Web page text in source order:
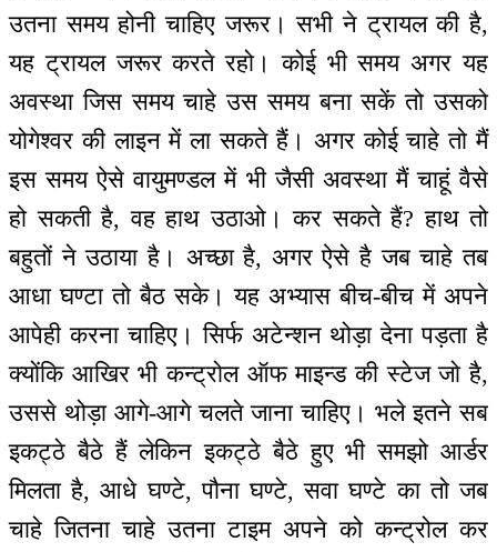
उतना समय होनी चाहिए जरूर। सभी ने ट्रायल की है,
यह ट्रायल जरूर करते रहो। कोई भी समय अगर यह
अवस्था जिस समय चाहे उस समय बना सकें तो उसको
योगेश्वर की लाइन में ला सकते हैं। अगर कोई चाहे तो मैं
इस समय ऐसे वायुमण्डल में भी जैसी अवस्था मैं चाहूं वैसे
हो सकती है, वह हाथ उठाओ। कर सकते हैं? हाथ तो
बहुतों ने उठाया है। अच्छा है, अगर ऐसे है जब चाहे तब
आधा घण्टा तो बैठ सके। यह अभ्यास बीच-बीच में अपने
आपेही करना चाहिए। सिर्फ अटेन्शन थोड़ा देना पड़ता है
क्योंकि आखिर भी कन्ट्रोल ऑफ माइन्ड की स्टेज जो है,
उससे थोड़ा आगे-आगे चलते जाना चाहिए। भले इतने सब
इकट्ठे बैठे हैं लेकिन इकट्ठे बैठे हुए भी समझो आर्डर
मिलता है, आधे घण्टे, पौना घण्टे, सवा घण्टे का तो जब
चाहे जितना चाहे उतना टाइम अपने को कन्ट्रोल कर